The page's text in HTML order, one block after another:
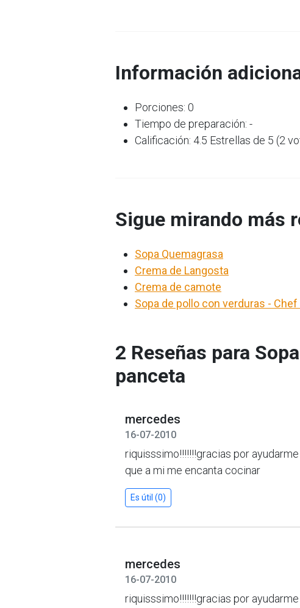
Información
Porciones: 0
Tiempo de preparación: -
Calificación: 4.5 Estrellas de 5 (2
Sigue mirando más
Sopa Quemagrasa
Crema de Langosta
Crema de camote
Sopa de pollo con verduras - Chef
2 Reseñas para
panceta
mercedes
16-07-2010
riquisssimo!!!!!!!gracias por
que a mi me encanta cocinar
Es útil (0)
mercedes
16-07-2010
riquisssimo!!!!!!!gracias por